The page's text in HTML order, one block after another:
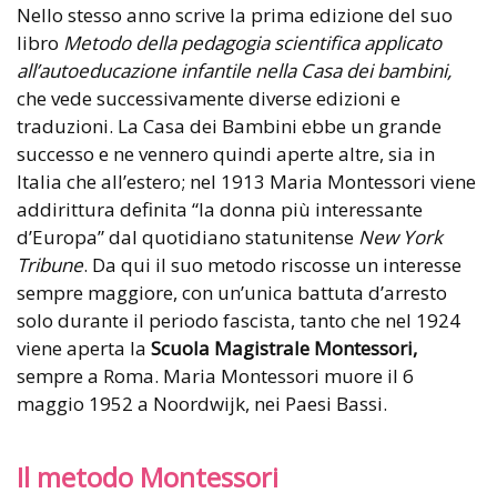
Nello stesso anno scrive la prima edizione del suo
libro Metodo della pedagogia scientifica applicato
all’autoeducazione infantile nella Casa dei bambini,
che vede successivamente diverse edizioni e
traduzioni. La Casa dei Bambini ebbe un grande
successo e ne vennero quindi aperte altre, sia in
Italia che all’estero; nel 1913 Maria Montessori viene
addirittura definita “la donna più interessante
d’Europa” dal quotidiano statunitense New York
Tribune. Da qui il suo metodo riscosse un interesse
sempre maggiore, con un’unica battuta d’arresto
solo durante il periodo fascista, tanto che nel 1924
viene aperta la Scuola Magistrale Montessori,
sempre a Roma. Maria Montessori muore il 6
maggio 1952 a Noordwijk, nei Paesi Bassi.
Il metodo Montessori